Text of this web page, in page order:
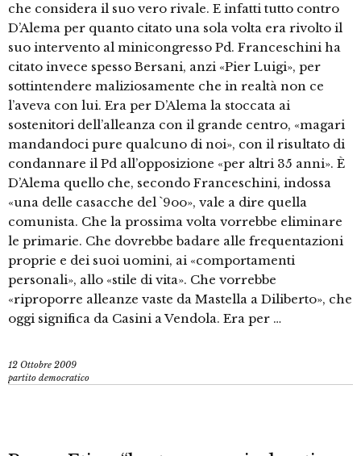
che considera il suo vero rivale. E infatti tutto contro
D’Alema per quanto citato una sola volta era rivolto il
suo intervento al minicongresso Pd. Franceschini ha
citato invece spesso Bersani, anzi «Pier Luigi», per
sottintendere maliziosamente che in realtà non ce
l’aveva con lui. Era per D’Alema la stoccata ai
sostenitori dell’alleanza con il grande centro, «magari
mandandoci pure qualcuno di noi», con il risultato di
condannare il Pd all’opposizione «per altri 35 anni». È
D’Alema quello che, secondo Franceschini, indossa
«una delle casacche del `9oo», vale a dire quella
comunista. Che la prossima volta vorrebbe eliminare
le primarie. Che dovrebbe badare alle frequentazioni
proprie e dei suoi uomini, ai «comportamenti
personali», allo «stile di vita». Che vorrebbe
«riproporre alleanze vaste da Mastella a Diliberto», che
oggi significa da Casini a Vendola. Era per …
12 Ottobre 2009
partito democratico